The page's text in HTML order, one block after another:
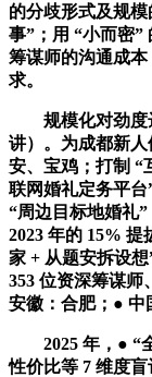
的分歧形式及规
事”；用 “小而密”
筹谋师的沟通成
求。
规模化对劲度达
讲）。为成都新
安、宝鸡；打制 “
联网婚礼定务平
“周边目标地婚礼
2023 年的 15% 提
家 + 从题安拆设
353 位资深筹谋师
安徽：合肥；● 中
2025 年，● “全
性价比等 7 维度